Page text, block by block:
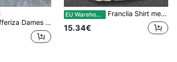
zomertop met vierkante hals, pofmouwen en elegante stippen
EU Warehouse Franclia Shirt met vierkante halslijn en korte mouwen met kleine, ditsy bloemenprint voor de zomer Peplum Top
15.34€